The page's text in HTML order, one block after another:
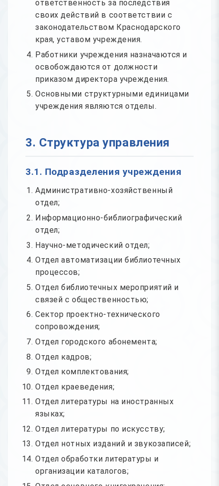
ответственность за последствия
своих действий в соответствии с
законодательством Краснодарского
края, уставом учреждения.
Работники учреждения назначаются и
освобождаются от должности
приказом директора учреждения.
Основными структурными единицами
учреждения являются отделы.
3. Структура управления
3.1. Подразделения учреждения
Административно-хозяйственный
отдел;
Информационно-библиографический
отдел;
Научно-методический отдел;
Отдел автоматизации библиотечных
процессов;
Отдел библиотечных мероприятий и
связей с общественностью;
Сектор проектно-технического
сопровождения;
Отдел городского абонемента;
Отдел кадров;
Отдел комплектования;
Отдел краеведения;
Отдел литературы на иностранных
языках;
Отдел литературы по искусству;
Отдел нотных изданий и звукозаписей;
Отдел обработки литературы и
организации каталогов;